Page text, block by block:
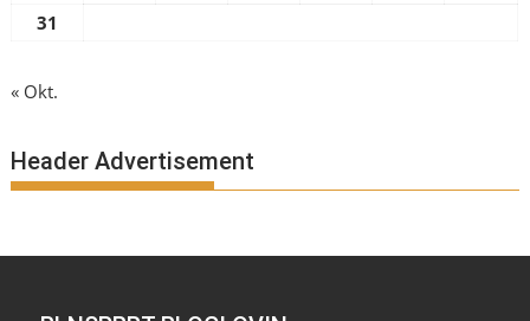
31
« Okt.
Header Advertisement